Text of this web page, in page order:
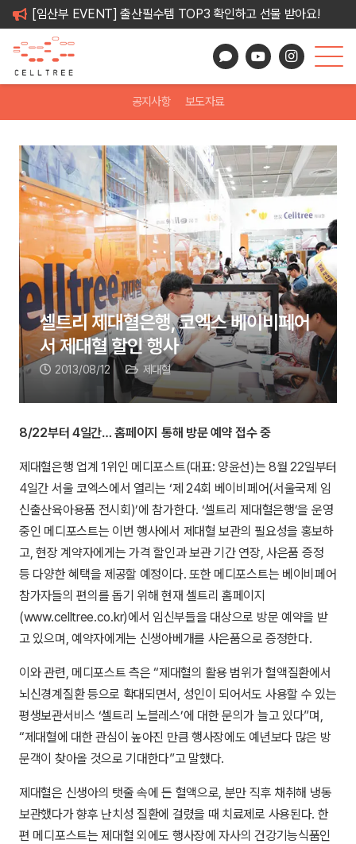
[임산부 EVENT] 출산필수템 TOP3 확인하고 선물 받아요!
공지사항 보도자료
셀트리 제대혈은행, 코엑스 베이비페어
서 제대혈 할인 행사
2013/08/12 제대혈
8/22부터 4일간… 홈페이지 통해 방문 예약 접수 중
제대혈은행 업계 1위인 메디포스트(대표: 양윤선)는 8월 22일부터
4일간 서울 코엑스에서 열리는 ‘제 24회 베이비페어(서울국제 임
신출산육아용품 전시회)’에 참가한다. ‘셀트리 제대혈은행’을 운영
중인 메디포스트는 이번 행사에서 제대혈 보관의 필요성을 홍보하
고, 현장 계약자에게는 가격 할인과 보관 기간 연장, 사은품 증정
등 다양한 혜택을 제공할 예정이다. 또한 메디포스트는 베이비페어
참가자들의 편의를 돕기 위해 현재 셀트리 홈페이지
(www.celltree.co.kr)에서 임신부들을 대상으로 방문 예약을 받
고 있으며, 예약자에게는 신생아베개를 사은품으로 증정한다.
이와 관련, 메디포스트 측은 “제대혈의 활용 범위가 혈액질환에서
뇌신경계질환 등으로 확대되면서, 성인이 되어서도 사용할 수 있는
평생보관서비스 ‘셀트리 노블레스’에 대한 문의가 늘고 있다”며,
“제대혈에 대한 관심이 높아진 만큼 행사장에도 예년보다 많은 방
문객이 찾아올 것으로 기대한다”고 말했다.
제대혈은 신생아의 탯줄 속에 든 혈액으로, 분만 직후 채취해 냉동
보관했다가 향후 난치성 질환에 걸렸을 때 치료제로 사용된다. 한
편 메디포스트는 제대혈 외에도 행사장에 자사의 건강기능식품인